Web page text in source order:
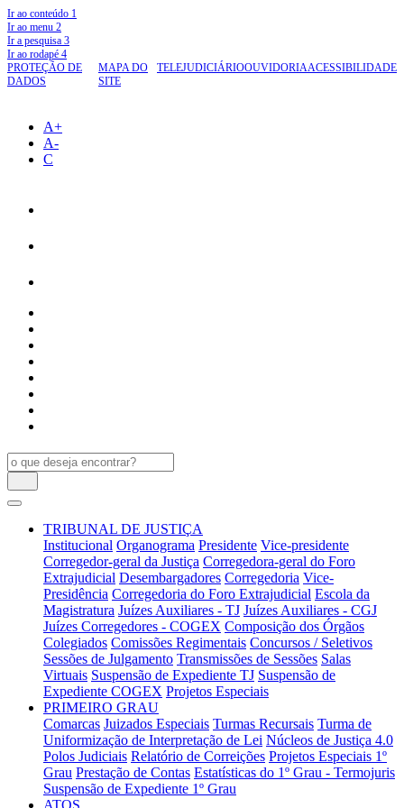
Ir ao conteúdo 1
Ir ao menu 2
Ir a pesquisa 3
Ir ao rodapé 4
PROTEÇÃO DE
DADOS
MAPA DO
SITE
TELEJUDICIÁRIOOUVIDORIAACESSIBILIDADE
A+
A-
C
TRIBUNAL DE JUSTIÇA
Institucional Organograma Presidente Vice-presidente
Corregedor-geral da Justiça Corregedora-geral do Foro
Extrajudicial Desembargadores Corregedoria Vice-
Presidência Corregedoria do Foro Extrajudicial Escola da
Magistratura Juízes Auxiliares - TJ Juízes Auxiliares - CGJ
Juízes Corregedores - COGEX Composição dos Órgãos
Colegiados Comissões Regimentais Concursos / Seletivos
Sessões de Julgamento Transmissões de Sessões Salas
Virtuais Suspensão de Expediente TJ Suspensão de
Expediente COGEX Projetos Especiais
PRIMEIRO GRAU
Comarcas Juizados Especiais Turmas Recursais Turma de
Uniformização de Interpretação de Lei Núcleos de Justiça 4.0
Polos Judiciais Relatório de Correições Projetos Especiais 1º
Grau Prestação de Contas Estatísticas do 1º Grau - Termojuris
Suspensão de Expediente 1º Grau
ATOS